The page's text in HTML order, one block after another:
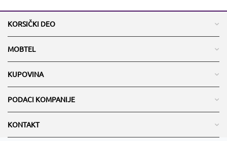
KORSIČKI DEO
MOBTEL
KUPOVINA
PODACI KOMPANIJE
KONTAKT